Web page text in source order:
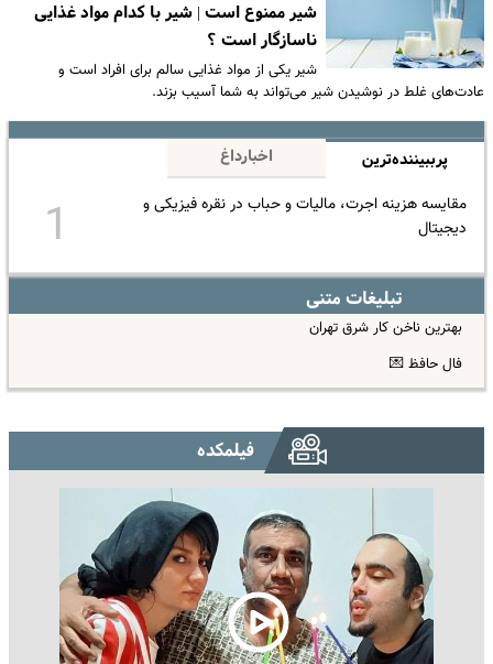
شیر ممنوع است | شیر با کدام مواد غذایی
ناسازگار است ؟
شیر یکی از مواد غذایی سالم برای افراد است و
عادت‌های غلط در نوشیدن شیر می‌تواند به شما آسیب بزند.
پرببیننده‌ترین اخبارداغ
مقایسه هزینه اجرت، مالیات و حباب در نقره فیزیکی و
دیجیتال
1
تبلیغات متنی
بهترین ناخن کار شرق تهران
فال حافظ 💌
فیلمکده